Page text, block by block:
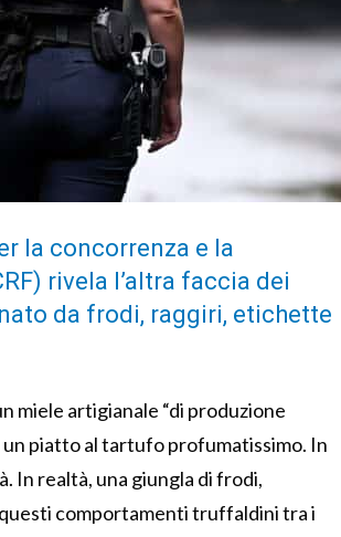
la concorrenza e la
rivela l’altra faccia dei
da frodi, raggiri, etichette
miele artigianale “di produzione
un piatto al tartufo profumatissimo. In
In realtà, una giungla di frodi,
comportamenti truffaldini tra i